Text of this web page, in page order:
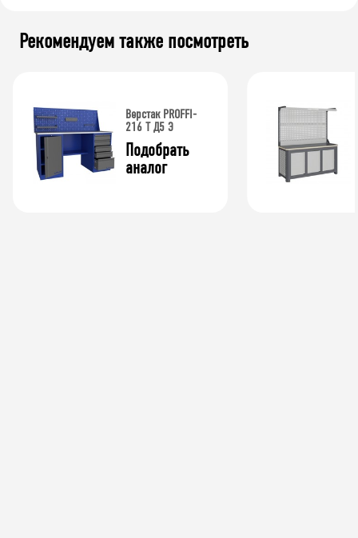
Рекомендуем также посмотреть
Верстак PROFFI-
216 Т Д5 Э
Подобрать
аналог